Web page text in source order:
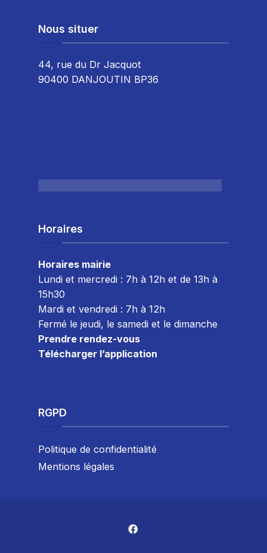
Nous situer
44, rue du Dr Jacquot
90400 DANJOUTIN BP36
Horaires
Horaires mairie
Lundi et mercredi : 7h à 12h et de 13h à
15h30
Mardi et vendredi : 7h à 12h
Fermé le jeudi, le samedi et le dimanche
Prendre rendez-vous
Télécharger l’application
RGPD
Politique de confidentialité
Mentions légales